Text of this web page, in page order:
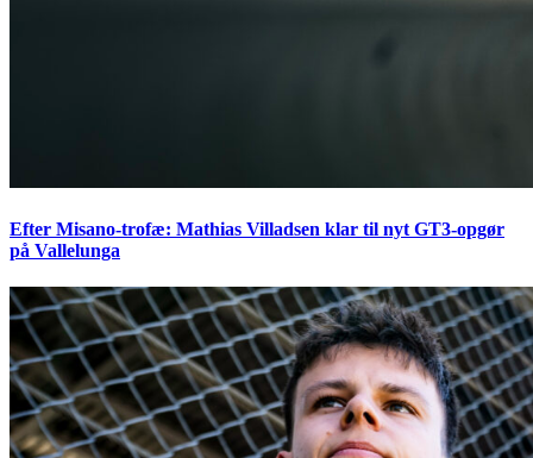
Efter Misano-trofæ: Mathias Villadsen klar til nyt GT3-opgør
på Vallelunga